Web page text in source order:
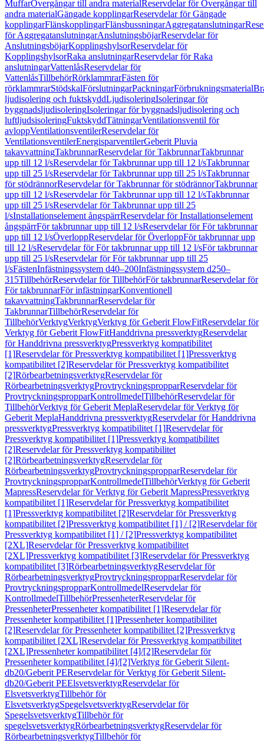
MuffarÖvergångar till andra materialReservdelar för Övergångar till
andra materialGängade kopplingarReservdelar för Gängade
kopplingarFlänskopplingarFlänsbussningarAggregatanslutningar
för AggregatanslutningarAnslutningsböjarReservdelar för
AnslutningsböjarKopplingshylsorReservdelar för
KopplingshylsorRaka anslutningarReservdelar för Raka
anslutningarVattenlåsReservdelar för
VattenlåsTillbehörRörklammrarFästen för
rörklammrarStödskalFörslutningarPackningarFörbrukningsmaterial
ljudisolering och fuktskyddLjudisoleringIsoleringar för
byggnadsljudisoleringIsoleringar för byggnadsljudisolering och
luftljudsisoleringFuktskyddTätningarVentilationsventil för
avloppVentilationsventilerReservdelar för
VentilationsventilerEnergisparventilerGeberit Pluvia
takavvattningTakbrunnarReservdelar för TakbrunnarTakbrunnar
upp till 12 l/sReservdelar för Takbrunnar upp till 12 l/sTakbrunnar
upp till 25 l/sReservdelar för Takbrunnar upp till 25 l/sTakbrunnar
för stödrännorReservdelar för Takbrunnar för stödrännorTakbrunnar
upp till 12 l/sReservdelar för Takbrunnar upp till 12 l/sTakbrunnar
upp till 25 l/sReservdelar för Takbrunnar upp till 25
l/sInstallationselement ångspärrReservdelar för Installationselement
ångspärrFör takbrunnar upp till 12 l/sReservdelar för För takbrunnar
upp till 12 l/sÖverloppReservdelar för ÖverloppFör takbrunnar upp
till 12 l/sReservdelar för För takbrunnar upp till 12 l/sFör takbrunnar
upp till 25 l/sReservdelar för För takbrunnar upp till 25
l/sFästenInfästningssystem d40–200Infästningssystem d250–
315TillbehörReservdelar för TillbehörFör takbrunnarReservdelar för
För takbrunnarFör infästningarKonventionell
takavvattningTakbrunnarReservdelar för
TakbrunnarTillbehörReservdelar för
TillbehörVerktygVerktygVerktyg för Geberit FlowFitReservdelar för
Verktyg för Geberit FlowFitHanddrivna pressverktygReservdelar
för Handdrivna pressverktygPressverktyg kompatibilitet
[1]Reservdelar för Pressverktyg kompatibilitet [1]Pressverktyg
kompatibilitet [2]Reservdelar för Pressverktyg kompatibilitet
[2]RörbearbetningsverktygReservdelar för
RörbearbetningsverktygProvtryckningspropparReservdelar för
ProvtryckningspropparKontrollmedelTillbehörReservdelar för
TillbehörVerktyg för Geberit MeplaReservdelar för Verktyg för
Geberit MeplaHanddrivna pressverktygReservdelar för Handdrivna
pressverktygPressverktyg kompatibilitet [1]Reservdelar för
Pressverktyg kompatibilitet [1]Pressverktyg kompatibilitet
[2]Reservdelar för Pressverktyg kompatibilitet
[2]RörbearbetningsverktygReservdelar för
RörbearbetningsverktygProvtryckningspropparReservdelar för
ProvtryckningspropparKontrollmedelTillbehörVerktyg för Geberit
MapressReservdelar för Verktyg för Geberit MapressPressverktyg
kompatibilitet [1]Reservdelar för Pressverktyg kompatibilitet
[1]Pressverktyg kompatibilitet [2]Reservdelar för Pressverktyg
kompatibilitet [2]Pressverktyg kompatibilitet [1] / [2]Reservdelar för
Pressverktyg kompatibilitet [1] / [2]Pressverktyg kompatibilitet
[2XL]Reservdelar för Pressverktyg kompatibilitet
[2XL]Pressverktyg kompatibilitet [3]Reservdelar för Pressverktyg
kompatibilitet [3]RörbearbetningsverktygReservdelar för
RörbearbetningsverktygProvtryckningspropparReservdelar för
ProvtryckningspropparKontrollmedelReservdelar för
KontrollmedelTillbehörPressenheterReservdelar för
PressenheterPressenheter kompatibilitet [1]Reservdelar för
Pressenheter kompatibilitet [1]Pressenheter kompatibilitet
[2]Reservdelar för Pressenheter kompatibilitet [2]Pressverktyg
kompatibilitet [2XL]Reservdelar för Pressverktyg kompatibilitet
[2XL]Pressenheter kompatibilitet [4]/[2]Reservdelar för
Pressenheter kompatibilitet [4]/[2]Verktyg för Geberit Silent-
db20/Geberit PEReservdelar för Verktyg för Geberit Silent-
db20/Geberit PEElsvetsverktygReservdelar för
ElsvetsverktygTillbehör för
ElsvetsverktygSpegelsvetsverktygReservdelar för
SpegelsvetsverktygTillbehör för
spegelsvetsverktygRörbearbetningsverktygReservdelar för
RörbearbetningsverktygTillbehör för